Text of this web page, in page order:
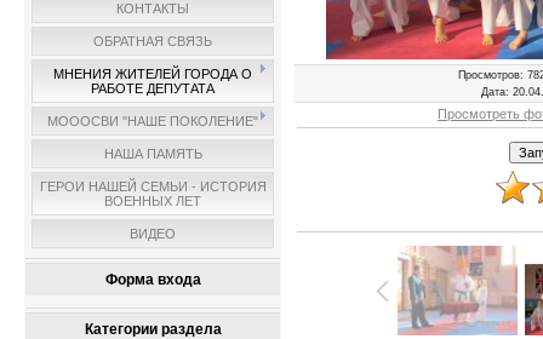
КОНТАКТЫ
ОБРАТНАЯ СВЯЗЬ
МНЕНИЯ ЖИТЕЛЕЙ ГОРОДА О
РАБОТЕ ДЕПУТАТА
МОООСВИ "НАШЕ ПОКОЛЕНИЕ"
НАША ПАМЯТЬ
ГЕРОИ НАШЕЙ СЕМЬИ - ИСТОРИЯ
ВОЕННЫХ ЛЕТ
ВИДЕО
Форма входа
Категории раздела
Просмотров:
Дата:
Просмотреть